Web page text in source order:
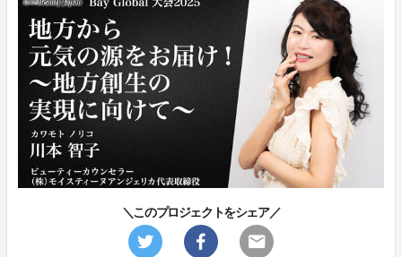
＼このプロジェクトをシェア／